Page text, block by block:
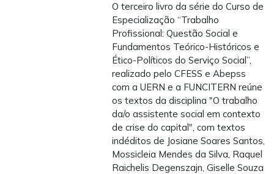
O terceiro livro da série do Curso de
Especialização “Trabalho
Profissional: Questão Social e
Fundamentos Teórico-Históricos e
Ético-Políticos do Serviço Social”,
realizado pelo CFESS e Abepss
com a UERN e a FUNCITERN reúne
os textos da disciplina "O trabalho
da/o assistente social em contexto
de crise do capital", com textos
indéditos de Josiane Soares Santos,
Mossicleia Mendes da Silva, Raquel
Raichelis Degenszajn, Giselle Souza